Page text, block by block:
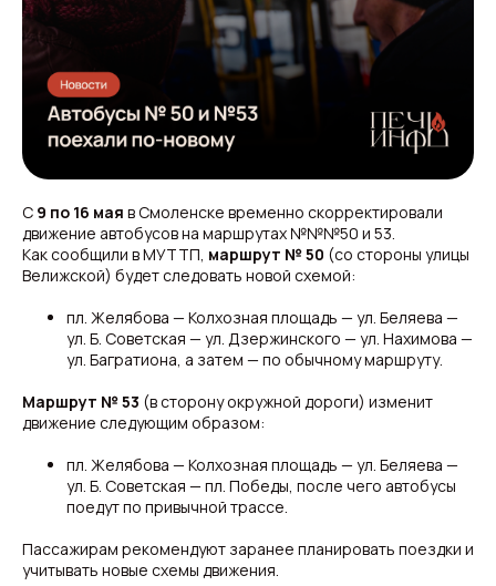
С 9 по 16 мая в Смоленске временно скорректировали
движение автобусов на маршрутах №№№50 и 53.
Как сообщили в МУТТП, маршрут № 50 (со стороны улицы
Велижской) будет следовать новой схемой:
пл. Желябова — Колхозная площадь — ул. Беляева —
ул. Б. Советская — ул. Дзержинского — ул. Нахимова —
ул. Багратиона, а затем — по обычному маршруту.
Маршрут № 53 (в сторону окружной дороги) изменит
движение следующим образом:
пл. Желябова — Колхозная площадь — ул. Беляева —
ул. Б. Советская — пл. Победы, после чего автобусы
поедут по привычной трассе.
Пассажирам рекомендуют заранее планировать поездки и
учитывать новые схемы движения.